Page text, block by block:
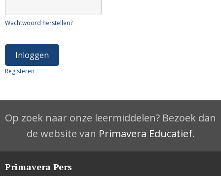
Wachtwoord herstellen?
Registeren
Op zoek naar onze leermiddelen? Bezoek dan
de website van Primavera Educatief.
Primavera Pers